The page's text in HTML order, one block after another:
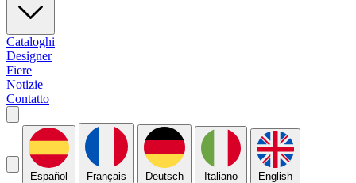
Cataloghi
Designer
Fiere
Notizie
Contatto
Español Français Deutsch Italiano English